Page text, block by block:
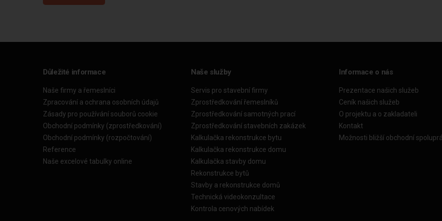
Důležité informace
Naše firmy a řemeslníci
Zpracování a ochrana osobních údajů
Zásady pro používání souborů cookie
Obchodní podmínky (zprostředkování)
Obchodní podmínky (rozpočtování)
Reference
Naše excelové tabulky online
Naše služby
Servis pro stavební firmy
Zprostředkování řemeslníků
Zprostředkování samotných prací
Zprostředkování stavebních zakázek
Kalkulačka rekonstrukce bytu
Kalkulačka rekonstrukce domu
Kalkulačka stavby domu
Rekonstrukce bytů
Stavby a rekonstrukce domů
Technická videokonzultace
Kontrola cenových nabídek
Informace o nás
Prezentace našich služeb
Ceník našich služeb
O projektu a o zakladateli
Kontakt
Možnosti bližší obchodní